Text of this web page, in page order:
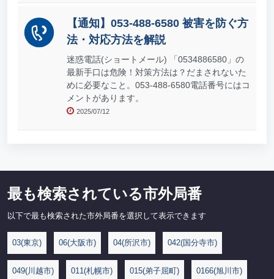
【通知】053-488-6580 被害を防ぐ方
法・対応方法を解説
迷惑電話(ショートメール) 「0534886580」の
最新手口は危険！対策方法は？だまされないた
めに必要なこと。053-488-6580電話番号にはコ
メントがあります。
2025/07/12
最も検索されている市外局番
以下で最も検索された市外局番を選択して表示できます
03(東京) 06(大阪市) 04(所沢市) 042(国分寺市)
049(川越市) 011(札幌市) 015(弟子屈町) 0166(旭川市)